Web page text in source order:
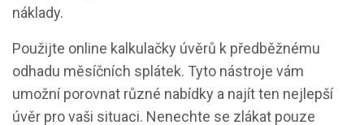
náklady.
Použijte online kalkulačky úvěrů k předběžnému
odhadu měsíčních splátek. Tyto nástroje vám
umožní porovnat různé nabídky a najít ten nejlepší
úvěr pro vaši situaci. Nenechte se zlákat pouze